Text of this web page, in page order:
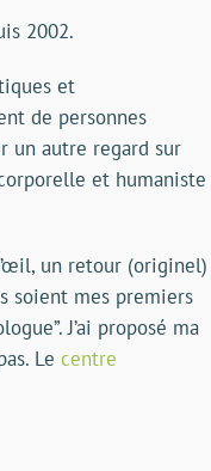
2002.
et
de personnes
un autre regard sur
et humaniste
un retour (originel)
soient mes premiers
J’ai proposé ma
Le centre